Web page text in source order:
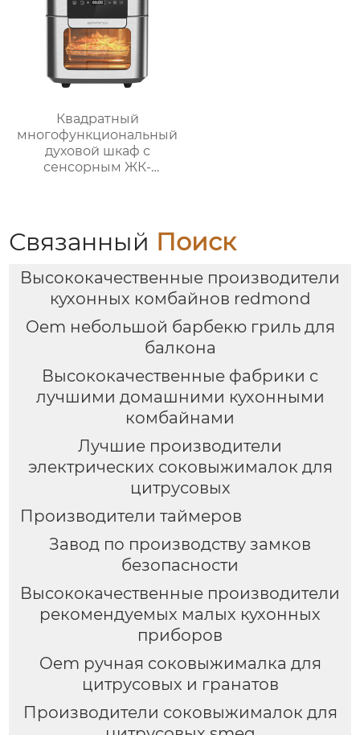
Квадратный
многофункциональный
духовой шкаф с
сенсорным ЖК-
Связанный Поиск
Высококачественные производители
кухонных комбайнов redmond
Oem небольшой барбекю гриль для
балкона
Высококачественные фабрики с
лучшими домашними кухонными
комбайнами
Лучшие производители
электрических соковыжималок для
цитрусовых
Производители таймеров
Завод по производству замков
безопасности
Высококачественные производители
рекомендуемых малых кухонных
приборов
Oem ручная соковыжималка для
цитрусовых и гранатов
Производители соковыжималок для